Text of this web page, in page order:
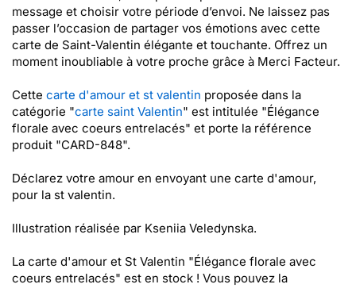
message et choisir votre période d’envoi. Ne laissez pas
passer l’occasion de partager vos émotions avec cette
carte de Saint-Valentin élégante et touchante. Offrez un
moment inoubliable à votre proche grâce à Merci Facteur.
Cette carte d'amour et st valentin proposée dans la
catégorie "carte saint Valentin" est intitulée "Élégance
florale avec coeurs entrelacés" et porte la référence
produit "CARD-848".
Déclarez votre amour en envoyant une carte d'amour,
pour la st valentin.
Illustration réalisée par Kseniia Veledynska.
La carte d'amour et St Valentin "Élégance florale avec
coeurs entrelacés" est en stock ! Vous pouvez la